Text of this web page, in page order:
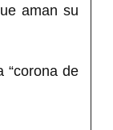
aman su
“corona de